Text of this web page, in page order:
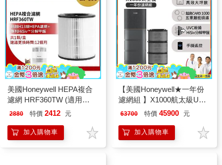
美國Honeywell HEPA複合
濾網 HRF360TW (適用
HPA360WTW 喵淨機)
2880 特價 2412 元
加入購物車
【美國Honeywell★一年份
濾網組 】X1000航太級UVC
殺菌空氣清淨機(適用22-44
63700 特價 45900 元
加入購物車